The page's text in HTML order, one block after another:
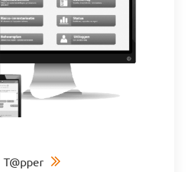
T@pper